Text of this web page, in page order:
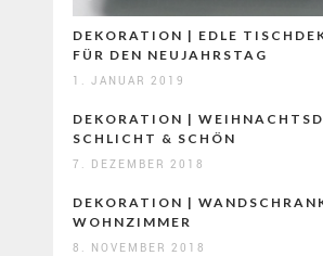
DEKORATION | EDLE
FÜR DEN NEUJAHRSTAG
1. JANUAR 2019
DEKORATION |
SCHLICHT & SCHÖN
7. DEZEMBER 2018
DEKORATION |
WOHNZIMMER
8. NOVEMBER 2018